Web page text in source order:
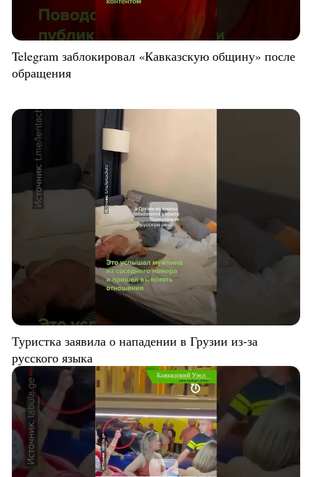
Telegram заблокировал «Кавказскую общину» после
обращения
Туристка заявила о нападении в Грузии из-за
русского языка